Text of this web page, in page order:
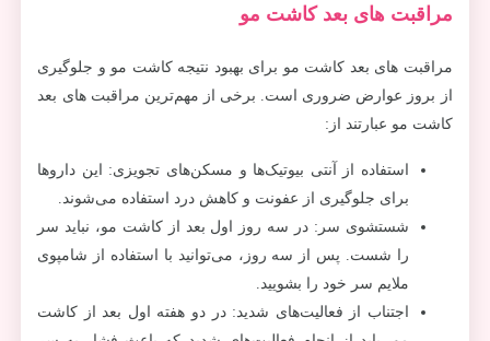
مراقبت های بعد کاشت مو
مراقبت های بعد کاشت مو برای بهبود نتیجه کاشت مو و جلوگیری
از بروز عوارض ضروری است. برخی از مهم‌ترین مراقبت های بعد
کاشت مو عبارتند از:
استفاده از آنتی بیوتیک‌ها و مسکن‌های تجویزی: این داروها
برای جلوگیری از عفونت و کاهش درد استفاده می‌شوند.
شستشوی سر: در سه روز اول بعد از کاشت مو، نباید سر
را شست. پس از سه روز، می‌توانید با استفاده از شامپوی
ملایم سر خود را بشویید.
اجتناب از فعالیت‌های شدید: در دو هفته اول بعد از کاشت